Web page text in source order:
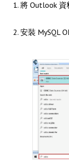
1. 將 Outlook 資
2. 安裝 MySQL